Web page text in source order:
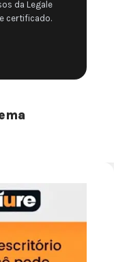
da Legale
certificado.